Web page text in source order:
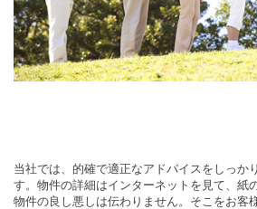
当社では、的確で適正なアドバイスをしっか
す。物件の詳細はインターネットを見て、紙
物件の良し悪しは伝わりません。そこをお客